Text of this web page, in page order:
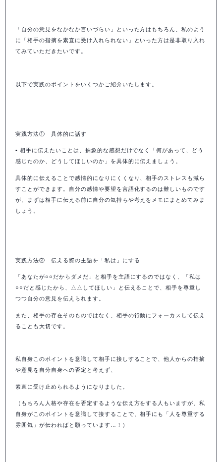
「自分の意見をなかなか言いづらい」といった方はもちろん、私のよう
に「相手の指摘を素直に受け入れられない」といった方は是非取り入れ
てみていただきたいです。
以下で実践のポイントをいくつかご紹介いたします。
実践方法① 具体的に話す
• 相手に伝えたいことは、抽象的な感想だけでなく「何があって、どう
感じたのか、どうしてほしいのか」を具体的に伝えましょう。
具体的に伝えることで感情的になりにくくなり、相手のストレスも減ら
すことができます。自分の感情や要望を言語化するのは難しいものです
が、まずは相手に伝える前に自分の気持ちや考えをメモにまとめてみま
しょう。
実践方法② 伝える際の主語を「私は」にする
「あなたが○○だからダメだ」と相手を主語にするのではなく、「私は
○○だと感じたから、△△してほしい」と伝えることで、相手を尊重し
つつ自分の意見を伝えられます。
また、相手の存在そのものではなく、相手の行動にフォーカスして伝え
ることも大切です。
私自身このポイントを意識して相手に接しすることで、他人からの指摘
や意見を自分自身への否定と考えず、
素直に受け止められるようになりました。
（もちろん人格や存在を否定するような伝え方をする人もいますが、私
自身がこのポイントを意識して接することで、相手にも「人を尊重する
雰囲気」が伝わればと願っています…！）